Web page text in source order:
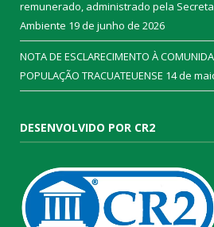
remunerado, administrado pela
Ambiente 19 de junho de 2026
NOTA DE ESCLARECIMENTO À
POPULAÇÃO TRACUATEUENSE 14 de
DESENVOLVIDO POR CR2